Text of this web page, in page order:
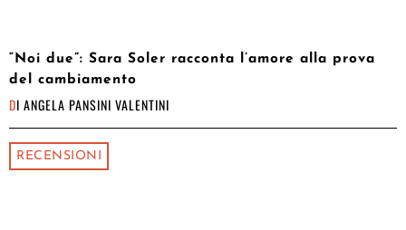
“Noi due”: Sara Soler racconta l’amore alla prova
del cambiamento
DI ANGELA PANSINI VALENTINI
RECENSIONI